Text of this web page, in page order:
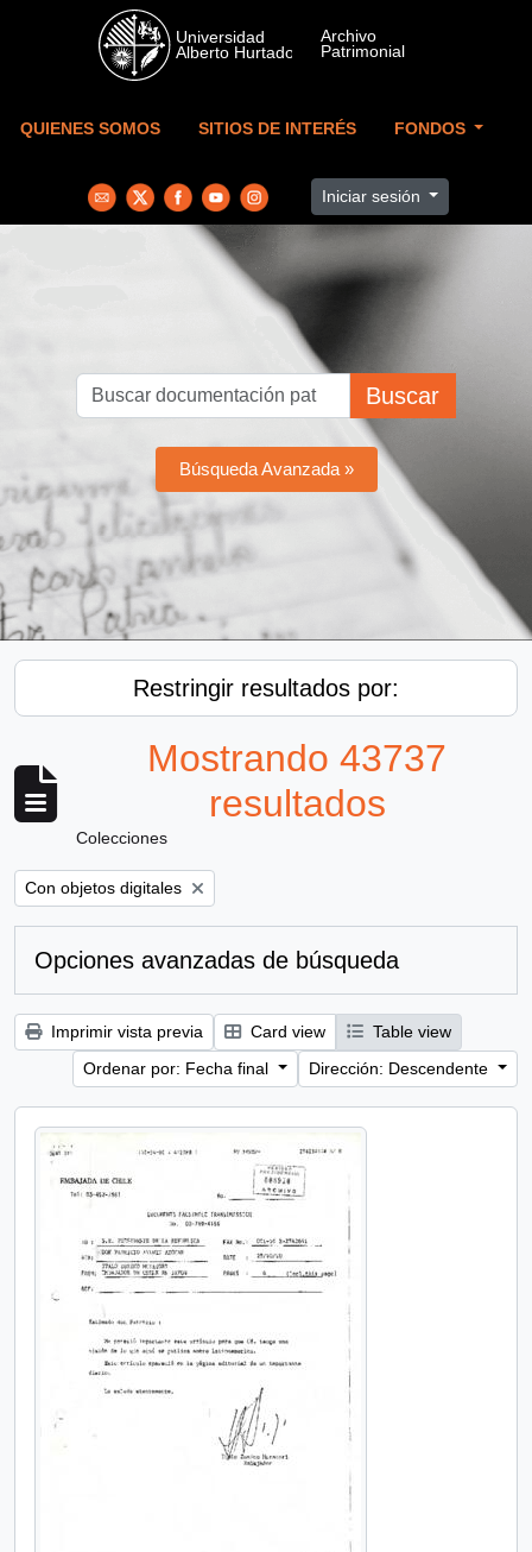
Skip to main content
QUIENES SOMOS SITIOS DE INTERÉS FONDOS
Iniciar sesión
Buscar
Búsqueda Avanzada »
Restringir resultados por:
Mostrando 43737
resultados
Colecciones
Remove filter:
Con objetos digitales
Opciones avanzadas de búsqueda
Imprimir vista previa Card view
Table view
Ordenar por: Fecha final
Dirección: Descendente